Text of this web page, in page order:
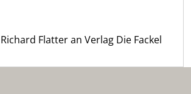
Flatter an Verlag Die Fackel